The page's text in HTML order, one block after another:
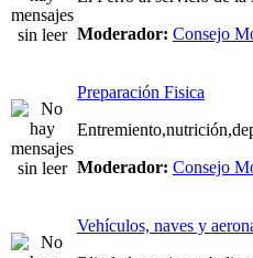
Moderador: Consejo
Preparación Fisica
Moderador: Consejo
Vehículos, naves y